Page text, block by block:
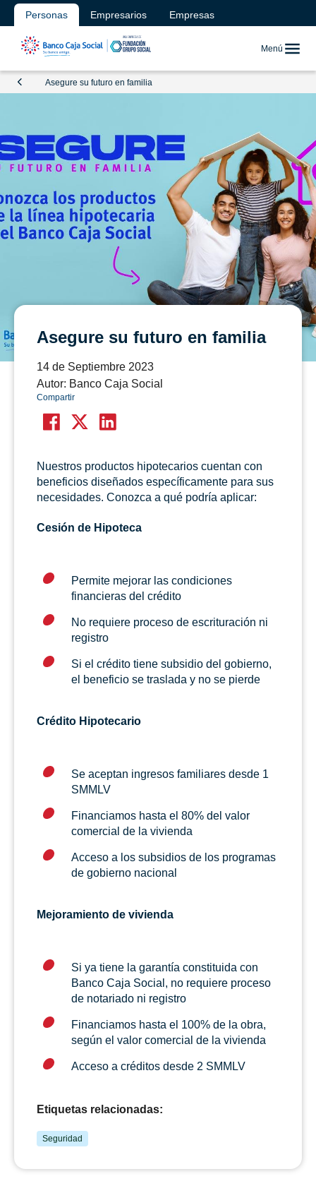
Personas Empresarios Empresas
Menú
Asegure su futuro en familia
Asegure su futuro en familia
14 de Septiembre 2023
Autor: Banco Caja Social
Compartir
Nuestros productos hipotecarios cuentan con
beneficios diseñados específicamente para sus
necesidades. Conozca a qué podría aplicar:
Cesión de Hipoteca
Permite mejorar las condiciones
financieras del crédito
No requiere proceso de escrituración ni
registro
Si el crédito tiene subsidio del gobierno,
el beneficio se traslada y no se pierde
Crédito Hipotecario
Se aceptan ingresos familiares desde 1
SMMLV
Financiamos hasta el 80% del valor
comercial de la vivienda
Acceso a los subsidios de los programas
de gobierno nacional
Mejoramiento de vivienda
Si ya tiene la garantía constituida con
Banco Caja Social, no requiere proceso
de notariado ni registro
Financiamos hasta el 100% de la obra,
según el valor comercial de la vivienda
Acceso a créditos desde 2 SMMLV
Etiquetas relacionadas:
Seguridad